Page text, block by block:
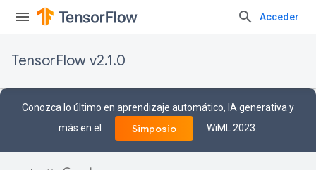
Acceder
TensorFlow v2.1.0
Conozca lo último en aprendizaje automático, IA generativa y
más en el
Simposio WiML 2023.